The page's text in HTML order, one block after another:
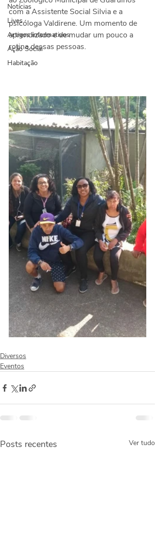
Notícias
Lives
Artigos informativos
Ação Social
Habitação
com a Assistente Social Silvia e a
psicóloga Valdirene. Um momento de
aprendizado e de mudar um pouco a
rotina dessas pessoas.
Diversos
Eventos
Posts recentes Ver tudo